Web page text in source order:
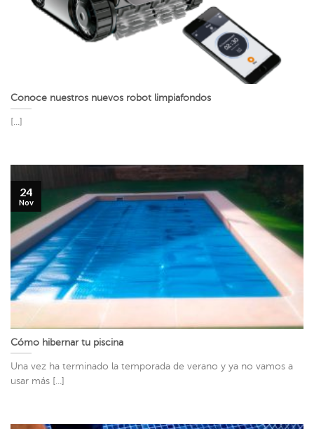
Conoce nuestros nuevos robot limpiafondos
[...]
Cómo hibernar tu piscina
Una vez ha terminado la temporada de verano y ya no vamos a
usar más [...]
24
Nov